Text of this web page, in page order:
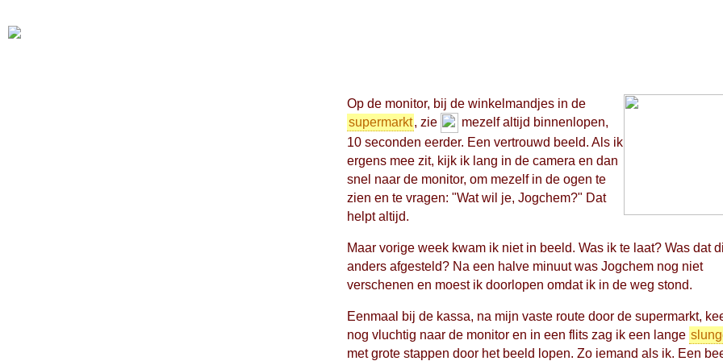
Op de monitor, bij de winkelmandjes in de
supermarkt, zie
mezelf altijd binnenlopen,
10 seconden eerder. Een vertrouwd beeld. Als ik
ergens mee zit, kijk ik lang in de camera en dan
snel naar de monitor, om mezelf in de ogen te
zien en te vragen: "Wat wil je, Jogchem?" Dat
helpt altijd.
Maar vorige week kwam ik niet in beeld. Was ik te laat? Was dat
anders afgesteld? Na een halve minuut was Jogchem nog niet
verschenen en moest ik doorlopen omdat ik in de weg stond.
Eenmaal bij de kassa, na mijn vaste route door de supermarkt,
nog vluchtig naar de monitor en in een flits zag ik een lange
met grote stappen door het beeld lopen. Zo iemand als ik. Een